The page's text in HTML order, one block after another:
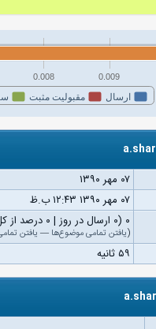
ارسال مقبولیت مثبت
0.008 0.009
۰۷ مهر ۱۳۹۰
۰۷ مهر ۱۳۹۰ ۱۲:۴۳ ب.ظ
۰ (۰ ارسال در روز | ۰ درصد از کل ارسال‌ها)
(یافتن تمامی موضوع‌ها — یافتن
۵۹ ثانیه